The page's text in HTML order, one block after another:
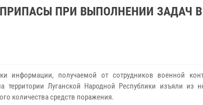
ПРИ ВЫПОЛНЕНИИ ЗАДАЧ
информации, получаемой от сотрудников военной
территории Луганской Народной Республики изъяли из
количества средств поражения.